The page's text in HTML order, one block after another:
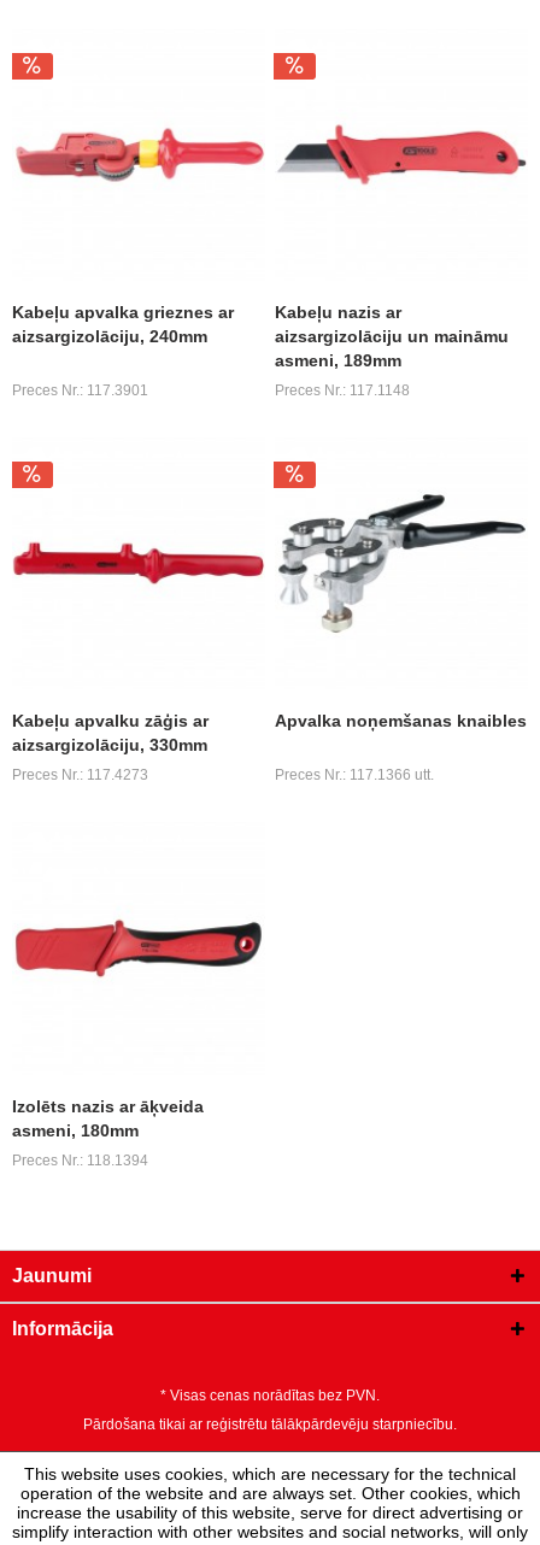
Kabeļu apvalka grieznes ar
aizsargizolāciju, 240mm
Preces Nr.: 117.3901
Kabeļu nazis ar
aizsargizolāciju un maināmu
asmeni, 189mm
Preces Nr.: 117.1148
Kabeļu apvalku zāģis ar
aizsargizolāciju, 330mm
Preces Nr.: 117.4273
Apvalka noņemšanas knaibles
Preces Nr.: 117.1366 utt.
Izolēts nazis ar āķveida
asmeni, 180mm
Preces Nr.: 118.1394
Jaunumi
Informācija
* Visas cenas norādītas bez PVN.
Pārdošana tikai ar reģistrētu tālākpārdevēju starpniecību.
This website uses cookies, which are necessary for the technical
operation of the website and are always set. Other cookies, which
increase the usability of this website, serve for direct advertising or
simplify interaction with other websites and social networks, will only